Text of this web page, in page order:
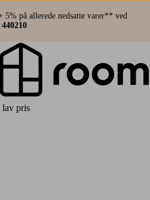
på allerede nedsatte varer** ved
lav pris